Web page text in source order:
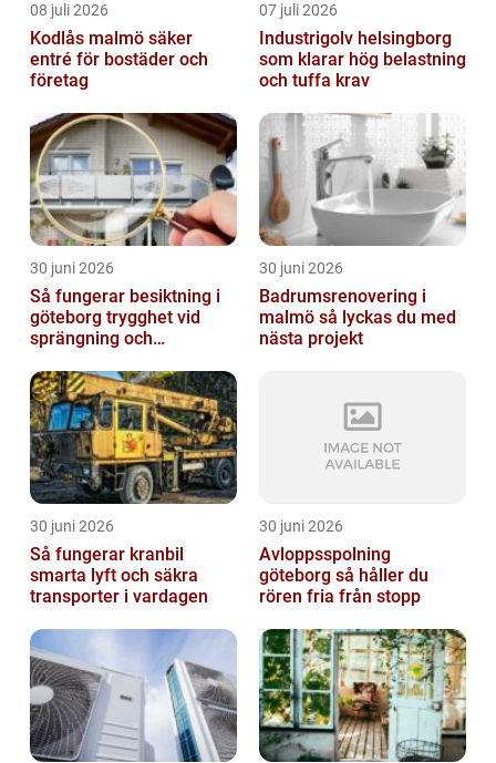
08 juli 2026
Kodlås malmö säker
entré för bostäder och
företag
07 juli 2026
Industrigolv helsingborg
som klarar hög belastning
och tuffa krav
30 juni 2026
Så fungerar besiktning i
göteborg trygghet vid
sprängning och
30 juni 2026
Badrumsrenovering i
malmö så lyckas du med
nästa projekt
30 juni 2026
Så fungerar kranbil
smarta lyft och säkra
transporter i vardagen
30 juni 2026
Avloppsspolning
göteborg så håller du
rören fria från stopp